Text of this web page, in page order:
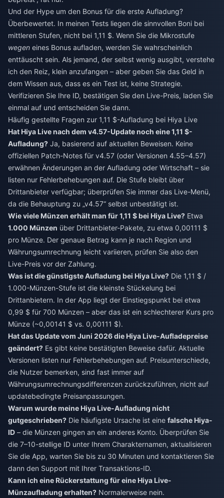
Und der Hype um den Bonus für die erste Aufladung?
Überbewertet. In meinen Tests liegen die sinnvollen Boni bei
mittleren Stufen, nicht bei 1,11 $. Wenn Sie die Mikrostufe
wegen eines Bonus aufladen, werden Sie wahrscheinlich
enttäuscht sein. Als jemand, der selbst wenig ausgibt, verstehe
ich den Reiz, klein anzufangen – aber geben Sie das Geld in
dem Wissen aus, dass es ein Test ist, keine Strategie.
Verifizieren Sie Ihre ID, bestätigen Sie den Live-Preis, laden Sie
einmal auf und entscheiden Sie dann.
Häufig gestellte Fragen zur 1,11 $-Aufladung bei Hiya Live
Hat Hiya Live nach dem v4.57-Update noch eine 1,11 $-
Aufladung? Ja, basierend auf aktuellen Beweisen. Keine
offiziellen Patch-Notes für v4.57 (oder Versionen 4.55–4.57)
erwähnen Änderungen an der Aufladung oder Wirtschaft – sie
listen nur Fehlerbehebungen auf. Die Stufe bleibt über
Drittanbieter verfügbar; überprüfen Sie immer das Live-Menü,
da die Behauptung zu „v4.57“ selbst unbestätigt ist.
Wie viele Münzen erhält man für 1,11 $ bei Hiya Live? Etwa
1.000 Münzen über Drittanbieter-Pakete, zu etwa 0,00111 $
pro Münze. Der genaue Betrag kann je nach Region und
Währungsumrechnung leicht variieren, prüfen Sie also den
Live-Preis vor der Zahlung.
Was ist die günstigste Aufladung bei Hiya Live? Die 1,11 $ /
1.000-Münzen-Stufe ist die kleinste Stückelung bei
Drittanbietern. In der App liegt der Einstiegspunkt bei etwa
0,99 $ für 700 Münzen – aber das ist ein schlechterer Kurs pro
Münze (~0,00141 $ vs. 0,00111 $).
Hat das Update vom Juni 2026 die Hiya Live-Aufladepreise
geändert? Es gibt keine bestätigten Beweise dafür. Aktuelle
Versionen listen nur Fehlerbehebungen auf. Preisunterschiede,
die Nutzer bemerken, sind fast immer auf
Währungsumrechnungsdifferenzen zurückzuführen, nicht auf
updatebedingte Preisanpassungen.
Warum wurde meine Hiya Live-Aufladung nicht
gutgeschrieben? Die häufigste Ursache ist eine falsche Hiya-
ID – die Münzen gingen an ein anderes Konto. Überprüfen Sie
die 7–10-stellige ID unter Ihrem Charakternamen, aktualisieren
Sie die App, warten Sie bis zu 30 Minuten und kontaktieren Sie
dann den Support mit Ihrer Transaktions-ID.
Kann ich eine Rückerstattung für eine Hiya Live-
Münzaufladung erhalten? Normalerweise nein.